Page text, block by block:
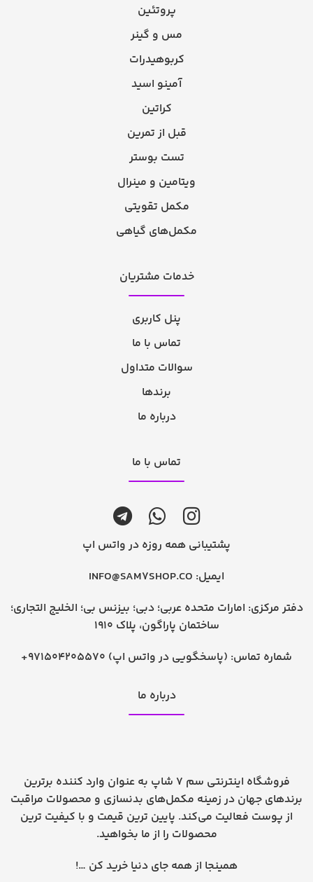
پروتئین
مس و گینر
کربوهیدرات
آمینو اسید
کراتین
قبل از تمرین
تست بوستر
ویتامین و مینرال
مکمل تقویتی
مکمل‌های گیاهی
خدمات مشتریان
پنل کاربری
تماس با ما
سوالات متداول
برندها
درباره ما
تماس با ما
پشتیبانی همه روزه در واتس اپ
ایمیل: INFO@SAM7SHOP.CO
دفتر مرکزی: امارات متحده عربی؛ دبی؛ بیزنس بی؛ الخلیج التجاری؛
ساختمان پاراگون، پلاک 1910
شماره تماس: +971504205570 (پاسخگویی در واتس اپ)
درباره ما
فروشگاه اینترنتی سم 7 شاپ به عنوان وارد کننده برترین
برندهای جهان در زمینه مکمل‌های بدنسازی و محصولات مراقبت
از پوست فعالیت می‌کند. پایین ترین قیمت و با کیفیت ترین
محصولات را از ما بخواهید.
همینجا از همه جای دنیا خرید کن …!